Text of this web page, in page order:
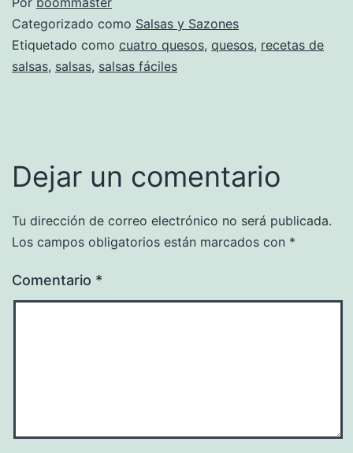
Categorizado como Salsas y Sazones
Etiquetado como cuatro quesos, quesos, recetas de
salsas, salsas, salsas fáciles
Dejar un comentario
Tu dirección de correo electrónico no será publicada.
Los campos obligatorios están marcados con *
Comentario *